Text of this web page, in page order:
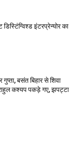
इंटरप्रेन्योर का
बसंत बिहार से शिवा
कश्यप पकड़े गए, झपट्टा